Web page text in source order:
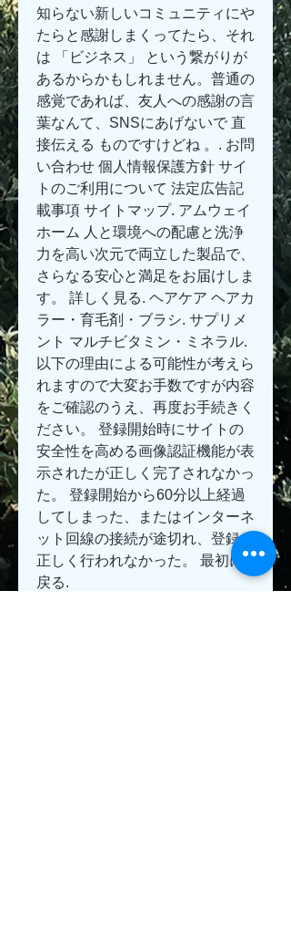
知らない新しいコミュニティにや
たらと感謝しまくってたら、それ
は 「ビジネス」 という繋がりが
あるからかもしれません。普通の
感覚であれば、友人への感謝の言
葉なんて、SNSにあげないで 直
接伝える ものですけどね 。. お問
い合わせ 個人情報保護方針 サイ
トのご利用について 法定広告記
載事項 サイトマップ. アムウェイ
ホーム 人と環境への配慮と洗浄
力を高い次元で両立した製品で、
さらなる安心と満足をお届けしま
す。 詳しく見る. ヘアケア ヘアカ
ラー・育毛剤・ブラシ. サプリメ
ント マルチビタミン・ミネラル.
以下の理由による可能性が考えら
れますので大変お手数ですが内容
をご確認のうえ、再度お手続きく
ださい。 登録開始時にサイトの
安全性を高める画像認証機能が表
示されたが正しく完了されなかっ
た。 登録開始から60分以上経過
してしまった、またはインターネ
ット回線の接続が途切れ、登録が
正しく行われなかった。 最初に
戻る.